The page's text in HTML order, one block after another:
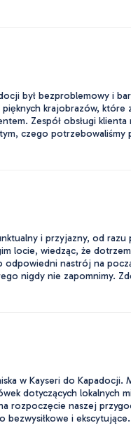
był bezproblemowy i
krajobrazów, które
Zespół obsługi klienta
czego
i przyjazny, od
locie, wiedząc, że
nastrój na
nigdy nie zapomnimy.
w Kayseri do
dotyczących lokalnych
rozpoczęcie naszej
i